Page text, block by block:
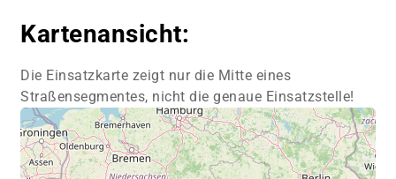
Kartenansicht:
Die Einsatzkarte zeigt nur die Mitte eines
Straßensegmentes, nicht die genaue Einsatzstelle!